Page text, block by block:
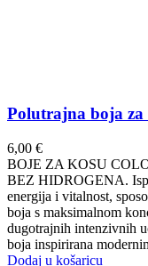
Polutrajna boja
6,00 €
BOJE ZA KOSU
BEZ HIDROGENA.
energija i vitalnost,
boja s maksimalnom
dugotrajnih intenzivnih
boja inspirirana
Dodaj u košaricu